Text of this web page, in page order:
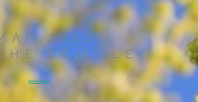
-
DE L'ÎLE